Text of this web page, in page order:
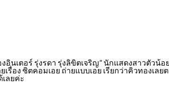
เตอร์ รุ่งรดา รุ่งลิขิตเจริญ” นักแสดงสาวตัวน้อ
รื่อง ซิตคอมเอย ถ่ายแบบเอย เรียกว่าคิวทองเ
ลยค่ะ